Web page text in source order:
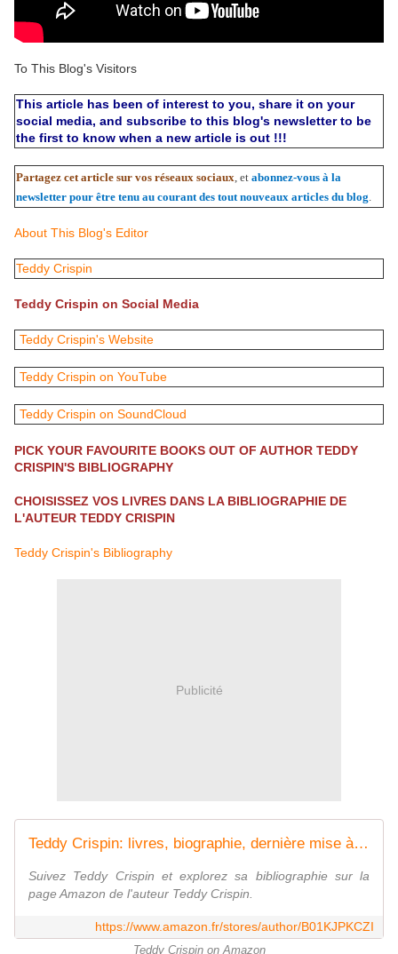
To This Blog's Visitors
This article has been of interest to you, share it on your
social media, and subscribe to this blog's newsletter to be
the first to know when a new article is out !!!
Partagez cet article sur vos réseaux sociaux, et abonnez-vous à la
newsletter pour être tenu au courant des tout nouveaux articles du blog.
About This Blog's Editor
Teddy Crispin
Teddy Crispin on Social Media
Teddy Crispin's Website
Teddy Crispin on YouTube
Teddy Crispin on SoundCloud
PICK YOUR FAVOURITE BOOKS OUT OF AUTHOR TEDDY
CRISPIN'S BIBLIOGRAPHY
CHOISISSEZ VOS LIVRES DANS LA BIBLIOGRAPHIE DE
L'AUTEUR TEDDY CRISPIN
Teddy Crispin's Bibliography
Publicité
Teddy Crispin: livres, biographie, dernière mise à jour
Suivez Teddy Crispin et explorez sa bibliographie sur la
page Amazon de l'auteur Teddy Crispin.
https://www.amazon.fr/stores/author/B01KJPKCZI
Teddy Crispin on Amazon